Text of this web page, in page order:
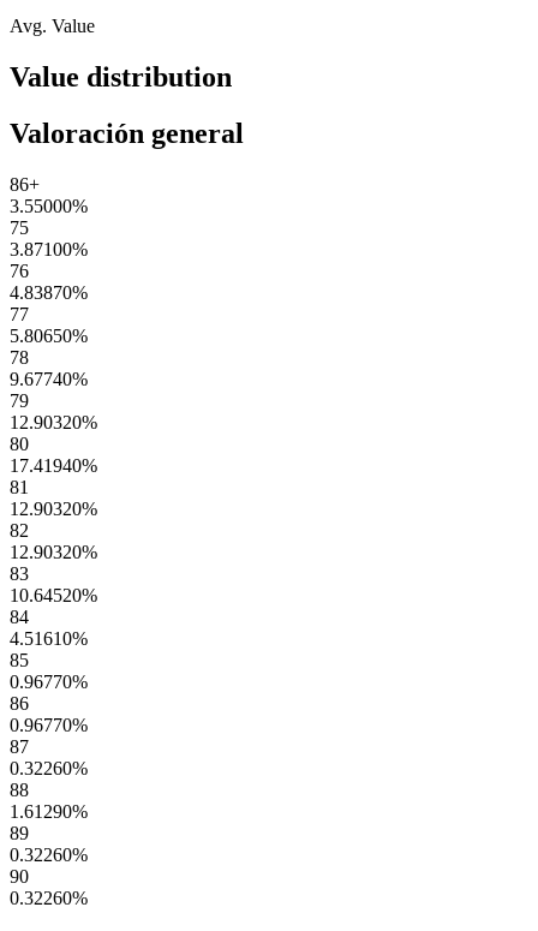
Avg. Value
Value distribution
Valoración general
86+
3.55000%
75
3.87100%
76
4.83870%
77
5.80650%
78
9.67740%
79
12.90320%
80
17.41940%
81
12.90320%
82
12.90320%
83
10.64520%
84
4.51610%
85
0.96770%
86
0.96770%
87
0.32260%
88
1.61290%
89
0.32260%
90
0.32260%